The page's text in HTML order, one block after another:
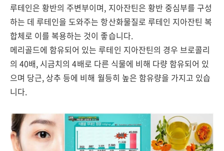
루테인은 황반의 주변부이며, 지아잔틴은 황반 중심부를 구성
하는 데 루테인을 도와주는 항산화물질로 루테인 지아잔틴 복
합체로 이를 복용하는 것이 좋습니다.
메리골드에 함유되어 있는 루테인 지아잔틴의 경우 브로콜리
의40배, 시금치의4배로 다른 식물에 비해 다량 함유되어 있
으며 당근, 상추 등에 비해 월등히 높은 함유량을 가지고 있습
니다.